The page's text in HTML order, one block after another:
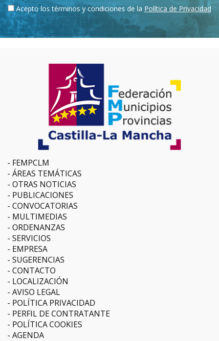
Acepto los términos y condiciones de la Política de Privacidad
FEMPCLM
ÁREAS TEMÁTICAS
OTRAS NOTICIAS
PUBLICACIONES
CONVOCATORIAS
MULTIMEDIAS
ORDENANZAS
SERVICIOS
EMPRESA
SUGERENCIAS
CONTACTO
LOCALIZACIÓN
AVISO LEGAL
POLÍTICA PRIVACIDAD
PERFIL DE CONTRATANTE
POLÍTICA COOKIES
AGENDA